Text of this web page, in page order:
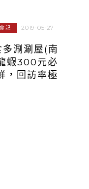
記 2019-05-27
多涮涮屋(南
蝦300元必
，回訪率極